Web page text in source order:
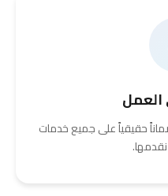
حقيقياً على جميع خدمات